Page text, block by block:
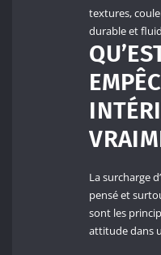
textures,
durable et
La surcharge
pensé et
sont les
attitude dans